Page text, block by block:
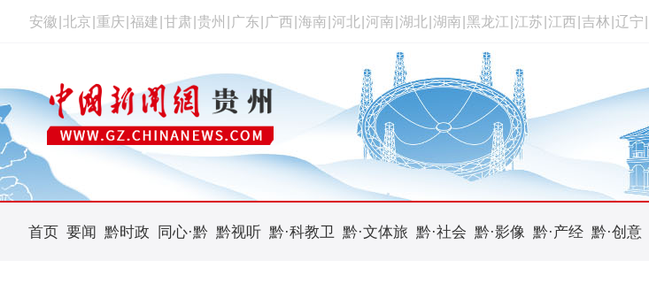
安徽 北京 重庆 福建 甘肃 贵州 广东 广西 海南 河北 河南 湖北 湖南 黑龙江 江苏 江西 吉林 辽宁
首页 要闻 黔时政 同心·黔 黔视听 黔·科教卫 黔·文体旅 黔·社会 黔·影像 黔·产经 黔·创意